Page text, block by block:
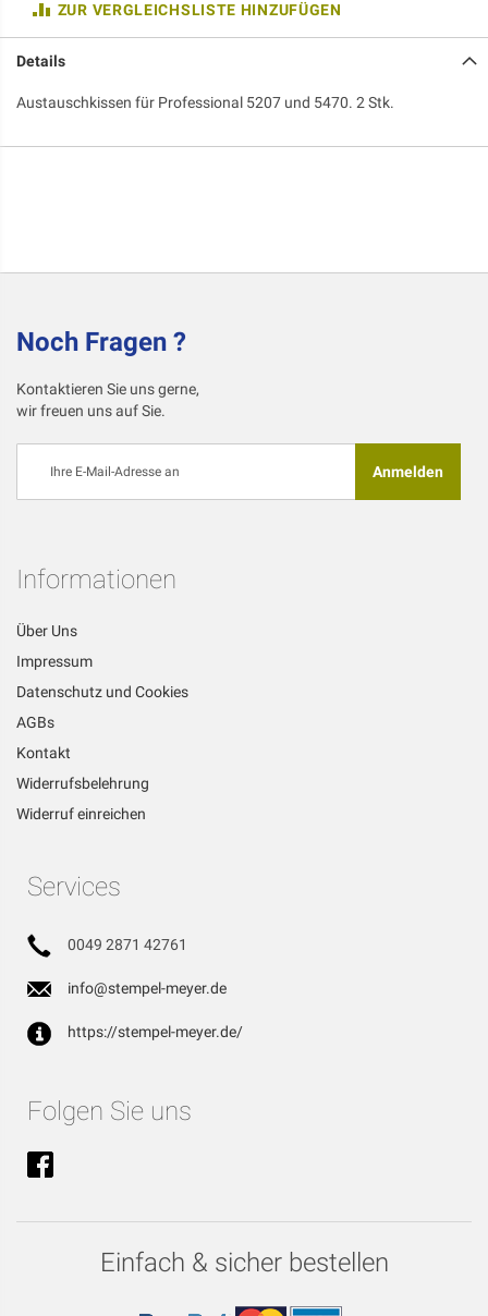
ZUR VERGLEICHSLISTE HINZUFÜGEN
Details
Austauschkissen für Professional 5207 und 5470. 2 Stk.
Noch Fragen ?
Kontaktieren Sie uns gerne,
wir freuen uns auf Sie.
sich
an:
Anmelden
Informationen
Über Uns
Impressum
Datenschutz und Cookies
AGBs
Kontakt
Widerrufsbelehrung
Widerruf einreichen
Services
0049 2871 42761
info@stempel-meyer.de
https://stempel-meyer.de/
Folgen Sie uns
Einfach & sicher bestellen